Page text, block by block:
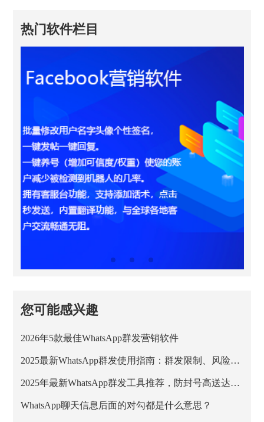
热门软件栏目
您可能感兴趣
2026年5款最佳WhatsApp群发营销软件
2025最新WhatsApp群发使用指南：群发限制、风险与安全方案解析
2025年最新WhatsApp群发工具推荐，防封号高送达率方案
WhatsApp聊天信息后面的对勾都是什么意思？